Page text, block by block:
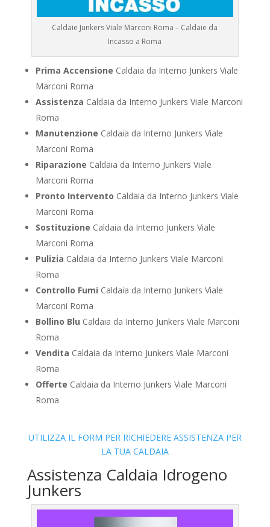
Caldaie Junkers Viale Marconi Roma – Caldaie da
Incasso a Roma
Prima Accensione Caldaia da Interno Junkers Viale
Marconi Roma
Assistenza Caldaia da Interno Junkers Viale Marconi
Roma
Manutenzione Caldaia da Interno Junkers Viale
Marconi Roma
Riparazione Caldaia da Interno Junkers Viale
Marconi Roma
Pronto Intervento Caldaia da Interno Junkers Viale
Marconi Roma
Sostituzione Caldaia da Interno Junkers Viale
Marconi Roma
Pulizia Caldaia da Interno Junkers Viale Marconi
Roma
Controllo Fumi Caldaia da Interno Junkers Viale
Marconi Roma
Bollino Blu Caldaia da Interno Junkers Viale Marconi
Roma
Vendita Caldaia da Interno Junkers Viale Marconi
Roma
Offerte Caldaia da Interno Junkers Viale Marconi
Roma
UTILIZZA IL FORM PER RICHIEDERE ASSISTENZA PER
LA TUA CALDAIA
Assistenza Caldaia Idrogeno
Junkers